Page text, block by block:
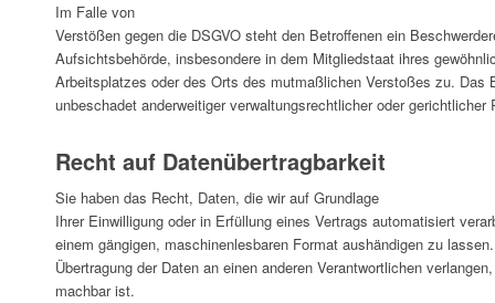
Im Falle von
Verstößen gegen die DSGVO steht den Betroffenen ein
Aufsichtsbehörde, insbesondere in dem Mitgliedstaat ihres
Arbeitsplatzes oder des Orts des mutmaßlichen Verstoßes zu. Das
unbeschadet anderweitiger verwaltungsrechtlicher oder gerichtlicher
Recht auf Daten­übertrag­barkeit
Sie haben das Recht, Daten, die wir auf Grundlage
Ihrer Einwilligung oder in Erfüllung eines Vertrags automatisiert
einem gängigen, maschinenlesbaren Format aushändigen zu
Übertragung der Daten an einen anderen Verantwortlichen
machbar ist.